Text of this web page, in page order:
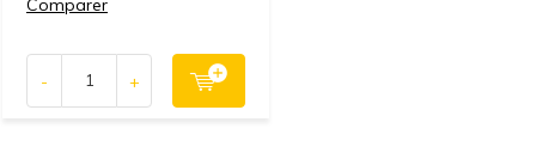
Comparer
- +